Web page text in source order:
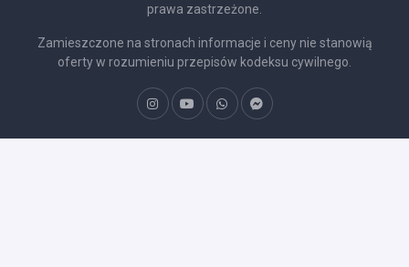
prawa zastrzeżone.
Zamieszczone na stronach informacje i ceny nie stanowią
oferty w rozumieniu przepisów kodeksu cywilnego.